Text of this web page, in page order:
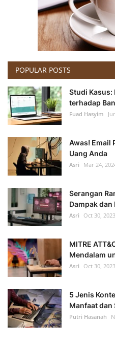
POPULAR POSTS
Studi Kasus:
terhadap
Fuad Hasyim
Awas! Email
Uang Anda
Asri Mar 24,
Serangan
Dampak dan
Asri Oct 30, 2023
MITRE
Mendalam
Asri Oct 30, 2023
5 Jenis
Manfaat dan
Putri Hasanah